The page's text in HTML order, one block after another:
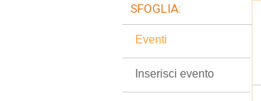
SFOGLIA:
Eventi
Inserisci evento